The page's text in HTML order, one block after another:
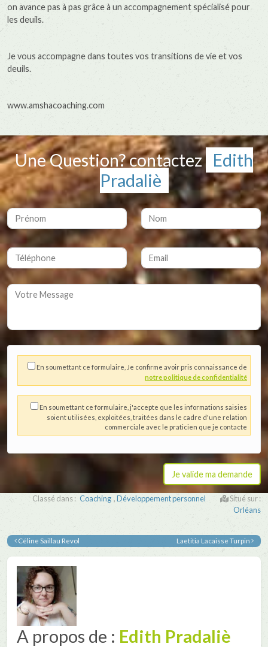
on avance pas à pas grâce à un accompagnement spécialisé pour
les deuils.
Je vous accompagne dans toutes vos transitions de vie et vos
deuils.
www.amshacoaching.com
Une Question? contactez Edith
Pradaliè
En soumettant ce formulaire, Je confirme avoir pris connaissance de
notre politique de confidentialité
En soumettant ce formulaire, j'accepte que les informations saisies
soient utilisées, exploitées, traitées dans le cadre d'une relation
commerciale avec le praticien que je contacte
Classé dans : Coaching ,Développement personnel
Situé sur :
Orléans
Céline Saillau Revol Laetitia Lacaisse Turpin
A propos de : Edith Pradaliè